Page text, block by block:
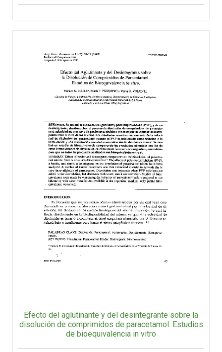
Efecto del aglutinante y del desintegrante sobre la
disolución de comprimidos de paracetamol. Estudios
de bioequivalencia in vitro